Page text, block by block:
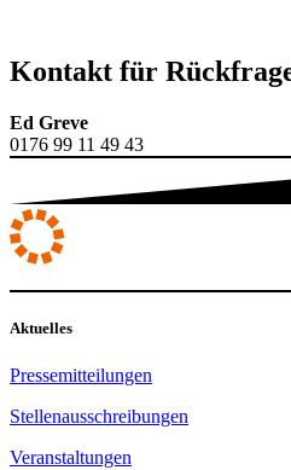
Kontakt für
Ed Greve
0176 99 11 49 43
Aktuelles
Pressemitteilungen
Stellenausschreibungen
Veranstaltungen